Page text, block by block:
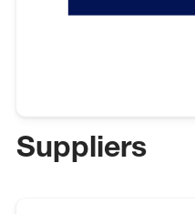
Suppliers